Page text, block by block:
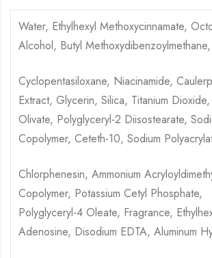
Water, Ethylhexyl Methoxycinnamate,
Alcohol, Butyl Methoxydibenzoylmethane,
Cyclopentasiloxane, Niacinamide,
Extract, Glycerin, Silica, Titanium Dioxide,
Olivate, Polyglyceryl-2 Diisostearate,
Copolymer, Ceteth-10, Sodium
Chlorphenesin, Ammonium
Copolymer, Potassium Cetyl Phosphate,
Polyglyceryl-4 Oleate, Fragrance,
Adenosine, Disodium EDTA, Aluminum